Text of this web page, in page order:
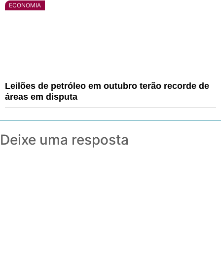
ECONOMIA
Leilões de petróleo em outubro terão recorde de
áreas em disputa
Deixe uma resposta